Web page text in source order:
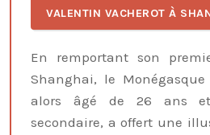
VALENTIN VACHEROT À
En remportant son
Shanghai, le Monégasque
alors âgé de 26 ans
secondaire, a offert une